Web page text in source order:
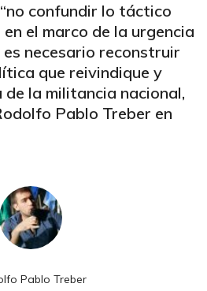
confundir lo táctico
el marco de la urgencia
necesario reconstruir
que reivindique y
la militancia nacional,
Pablo Treber en
Pablo Treber